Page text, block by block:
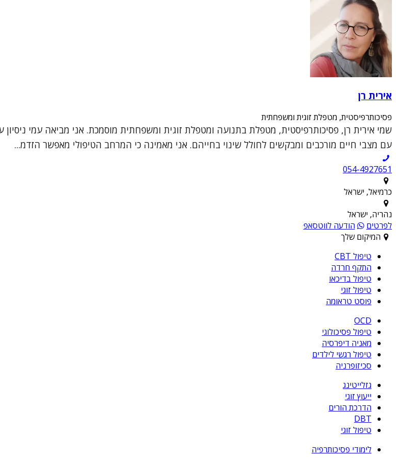
אירית רן
פסיכותרפיסטית, מטפלת זוגית ומשפחתית
עם מצבי חיים מורכבים ומבקשים לחולל שינוי בחייהם. אני מאמינה כי המרחב הטיפולי מאפשר הזדמ...
054-4927651
כרמיאל, ישראל
נהריה, ישראל
לפרטים
הודעה לווטסאפ
המיקום שלך
טיפול CBT
התקף חרדה
טיפול בדיכאו
טיפול זוגי
פוסט טראומה
OCD
טיפול פסיכולוגי
מאניה דיפרסיה
טיפול רגשי לילדים
סכיזופרניה
גזלייטינג
ייעוץ זוגי
הדרכת הורים
DBT
טיפול זוגי
לימודי פסיכותרפיה